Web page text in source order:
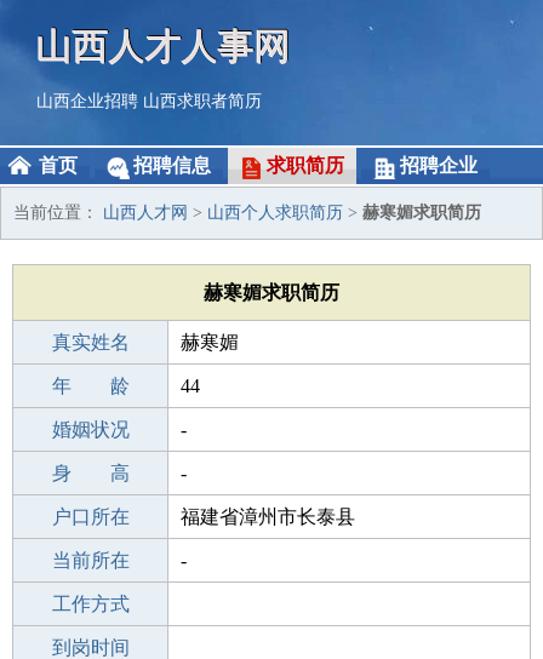
山西人才人事网
山西企业招聘 山西求职者简历
首页 招聘信息 求职简历 招聘企业
当前位置： 山西人才网 > 山西个人求职简历 > 赫寒媚求职简历
赫寒媚求职简历
真实姓名 赫寒媚
性 别 女
年 龄 44
出生年月 1982-12-05
婚姻状况 -
学 历 高中
身 高 -
毕业学校 文登三星中学
户口所在 福建省漳州市长泰县
所学专业 -
当前所在 -
工作经验
工作方式
驾 照
到岗时间